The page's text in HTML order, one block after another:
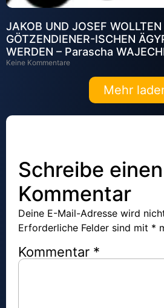
JAKOB UND JOSEF
GÖTZENDIENER-ISCHEN
WERDEN – Parascha
Keine Kommentare
Mehr
Schreibe einen
Kommentar
Deine E-Mail-Adresse wird
Erforderliche Felder sind mit *
Kommentar *